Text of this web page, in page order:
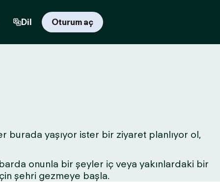
Dil Oturum aç
burada yaşıyor ister bir ziyaret planlıyor ol,
onunla bir şeyler iç veya yakınlardaki bir
şehri gezmeye başla.